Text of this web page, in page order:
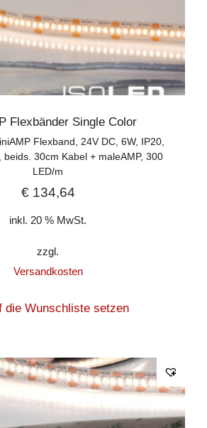
Flexbänder Single Color
Flexband, 24V DC, 6W, IP20,
beids. 30cm Kabel + maleAMP, 300
LED/m
€134,64
inkl. 20 % MwSt.
zzgl.
Versandkosten
die Wunschliste setzen